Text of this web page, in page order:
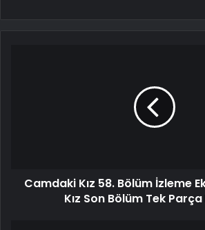
Camdaki Kız 58. Bölüm İzleme
Kız Son Bölüm Tek